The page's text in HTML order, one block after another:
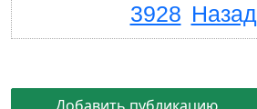
3928 Назад